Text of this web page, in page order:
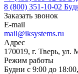
8 (800) 351-10-02
Заказать звонок
E-mail
mail@iksystems.ru
Адрес
170019, г. Тверь, ул.
Режим работы
Будни с 9:00 до